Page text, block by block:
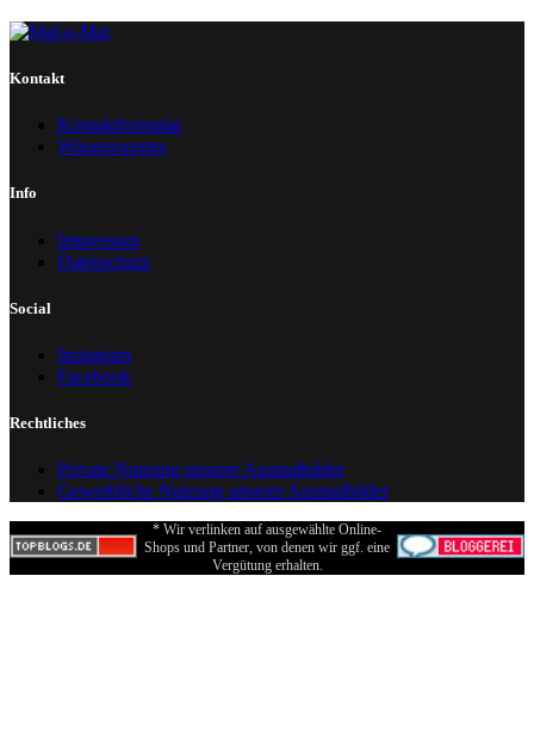
Kontakt
Kontaktformular
Wissenswertes
Info
Impressum
Datenschutz
Social
Instagram
Facebook
Rechtliches
Private Nutzung unserer Ausmalbilder
Gewerbliche Nutzung unserer Ausmalbilder
* Wir verlinken auf ausgewählte Online-
Shops und Partner, von denen wir ggf. eine
Vergütung erhalten.